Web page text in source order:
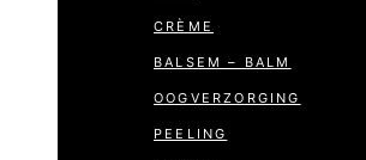
CRÈME
BALSEM – BALM
OOGVERZORGING
PEELING